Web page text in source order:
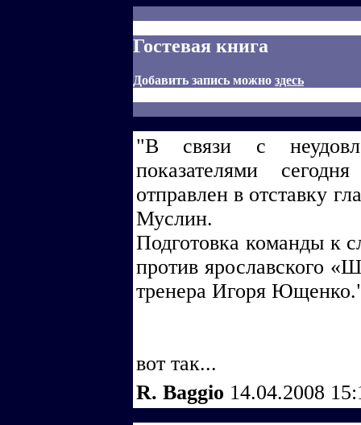
Гостевая книга
Добавить запись можно здесь
"В связи с
показателями
отправлен в отставку
Муслин.
Подготовка команды к
против ярославского
тренера Игоря
вот так...
R. Baggio 14.04.2008